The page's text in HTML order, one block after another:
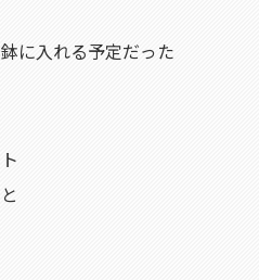
に入れる予定だった